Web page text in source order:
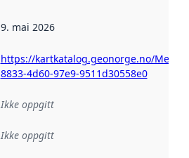
9. mai 2026
https://kartkatalog.geonorge.no/
8833-4d60-97e9-9511d30558e0
Ikke oppgitt
Ikke oppgitt